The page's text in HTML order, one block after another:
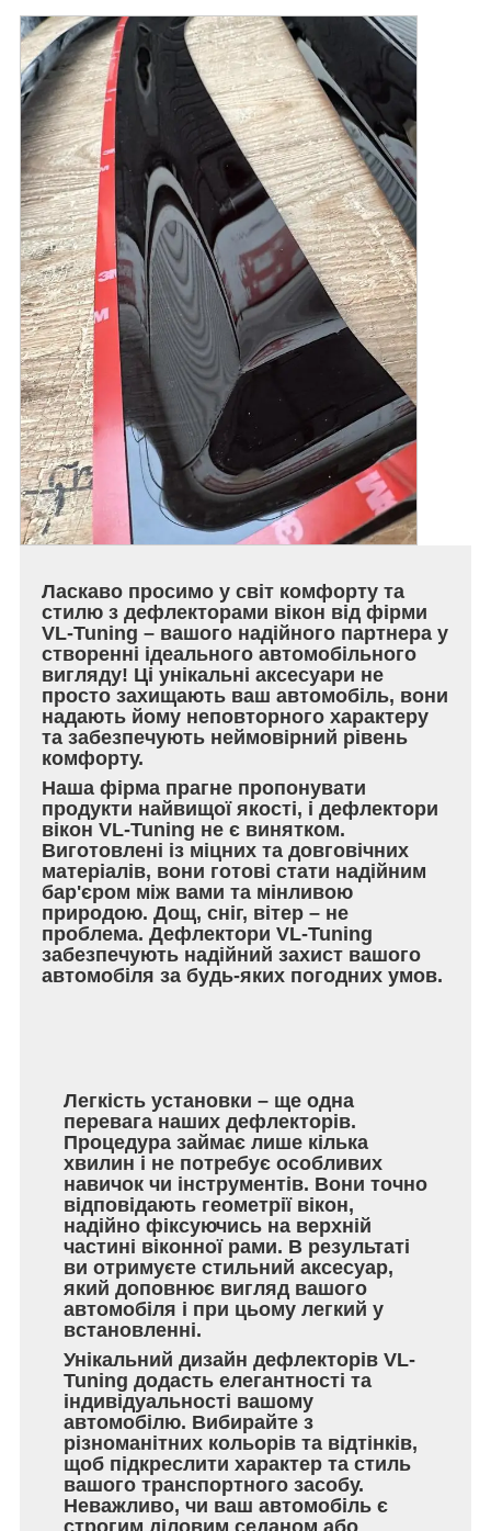
Ласкаво просимо у світ комфорту та
стилю з дефлекторами вікон від фірми
VL-Tuning – вашого надійного партнера у
створенні ідеального автомобільного
вигляду! Ці унікальні аксесуари не
просто захищають ваш автомобіль, вони
надають йому неповторного характеру
та забезпечують неймовірний рівень
комфорту.
Наша фірма прагне пропонувати
продукти найвищої якості, і дефлектори
вікон VL-Tuning не є винятком.
Виготовлені із міцних та довговічних
матеріалів, вони готові стати надійним
бар'єром між вами та мінливою
природою. Дощ, сніг, вітер – не
проблема. Дефлектори VL-Tuning
забезпечують надійний захист вашого
автомобіля за будь-яких погодних умов.
Легкість установки – ще одна
перевага наших дефлекторів.
Процедура займає лише кілька
хвилин і не потребує особливих
навичок чи інструментів. Вони точно
відповідають геометрії вікон,
надійно фіксуючись на верхній
частині віконної рами. В результаті
ви отримуєте стильний аксесуар,
який доповнює вигляд вашого
автомобіля і при цьому легкий у
встановленні.
Унікальний дизайн дефлекторів VL-
Tuning додасть елегантності та
індивідуальності вашому
автомобілю. Вибирайте з
різноманітних кольорів та відтінків,
щоб підкреслити характер та стиль
вашого транспортного засобу.
Неважливо, чи ваш автомобіль є